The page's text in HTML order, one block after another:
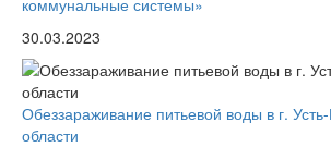
коммунальные системы»
30.03.2023
Обеззараживание питьевой воды в г. Усть-
области